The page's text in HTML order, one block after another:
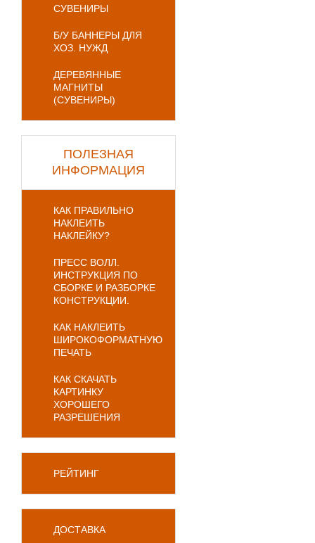
СУВЕНИРЫ
Б/У БАННЕРЫ ДЛЯ
ХОЗ. НУЖД
ДЕРЕВЯННЫЕ
МАГНИТЫ
(СУВЕНИРЫ)
ПОЛЕЗНАЯ
ИНФОРМАЦИЯ
КАК ПРАВИЛЬНО
НАКЛЕИТЬ
НАКЛЕЙКУ?
ПРЕСС ВОЛЛ.
ИНСТРУКЦИЯ ПО
СБОРКЕ И РАЗБОРКЕ
КОНСТРУКЦИИ.
КАК НАКЛЕИТЬ
ШИРОКОФОРМАТНУЮ
ПЕЧАТЬ
КАК СКАЧАТЬ
КАРТИНКУ
ХОРОШЕГО
РАЗРЕШЕНИЯ
РЕЙТИНГ
ДОСТАВКА